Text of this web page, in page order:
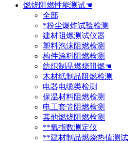
燃烧阻燃性能测试☚
全部
*粉尘爆炸试验检测
建材阻燃测试仪器
塑料泡沫阻燃检测
构件涂料阻燃检测
纺织制品燃烧阻燃☚
木材纸制品阻燃检测
电器电缆类检测
保温材料阻燃检测
电工套管阻燃检测
其他燃烧阻燃检测
**氧指数测定仪
**建材制品燃烧热值测试